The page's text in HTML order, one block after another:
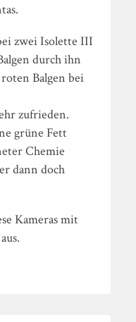
zwei Isolette III
durch ihn
Balgen bei
zufrieden.
grüne Fett
Chemie
dann doch
Kameras mit